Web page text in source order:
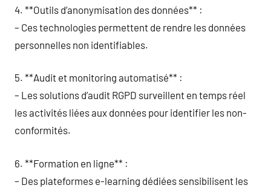
4. **Outils d’anonymisation des données** :
– Ces technologies permettent de rendre les données
personnelles non identifiables.
5. **Audit et monitoring automatisé** :
– Les solutions d’audit RGPD surveillent en temps réel
les activités liées aux données pour identifier les non-
conformités.
6. **Formation en ligne** :
– Des plateformes e-learning dédiées sensibilisent les